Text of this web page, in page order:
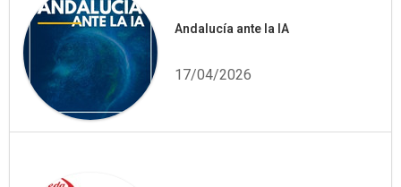
Andalucía ante la IA
17/04/2026